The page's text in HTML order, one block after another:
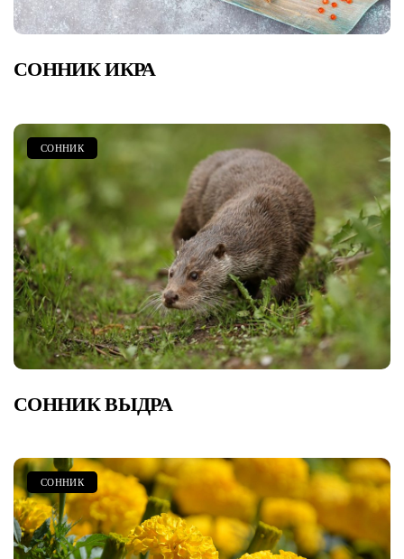
СОННИК ИКРА
СОННИК
СОННИК ВЫДРА
СОННИК